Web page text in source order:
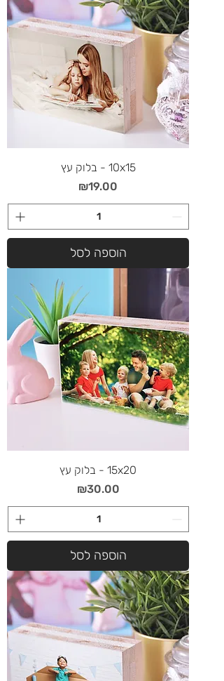
10x15 - בלוק עץ
מחיר
₪19.00
הוספה לסל
15x20 - בלוק עץ
מחיר
₪30.00
הוספה לסל